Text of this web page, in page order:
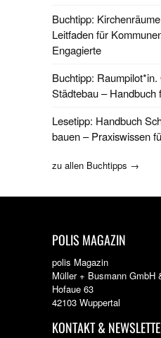
Buchtipp:
Leitfaden für
Engagierte
Buchtipp:
Städtebau – Handbuch
Lesetipp: Handbuch
bauen – Praxiswissen
zu allen Buchtipps →
POLIS MAGAZIN
polis Magazin
Müller + Busmann GmbH
Hofaue 63
42103 Wuppertal
KONTAKT &